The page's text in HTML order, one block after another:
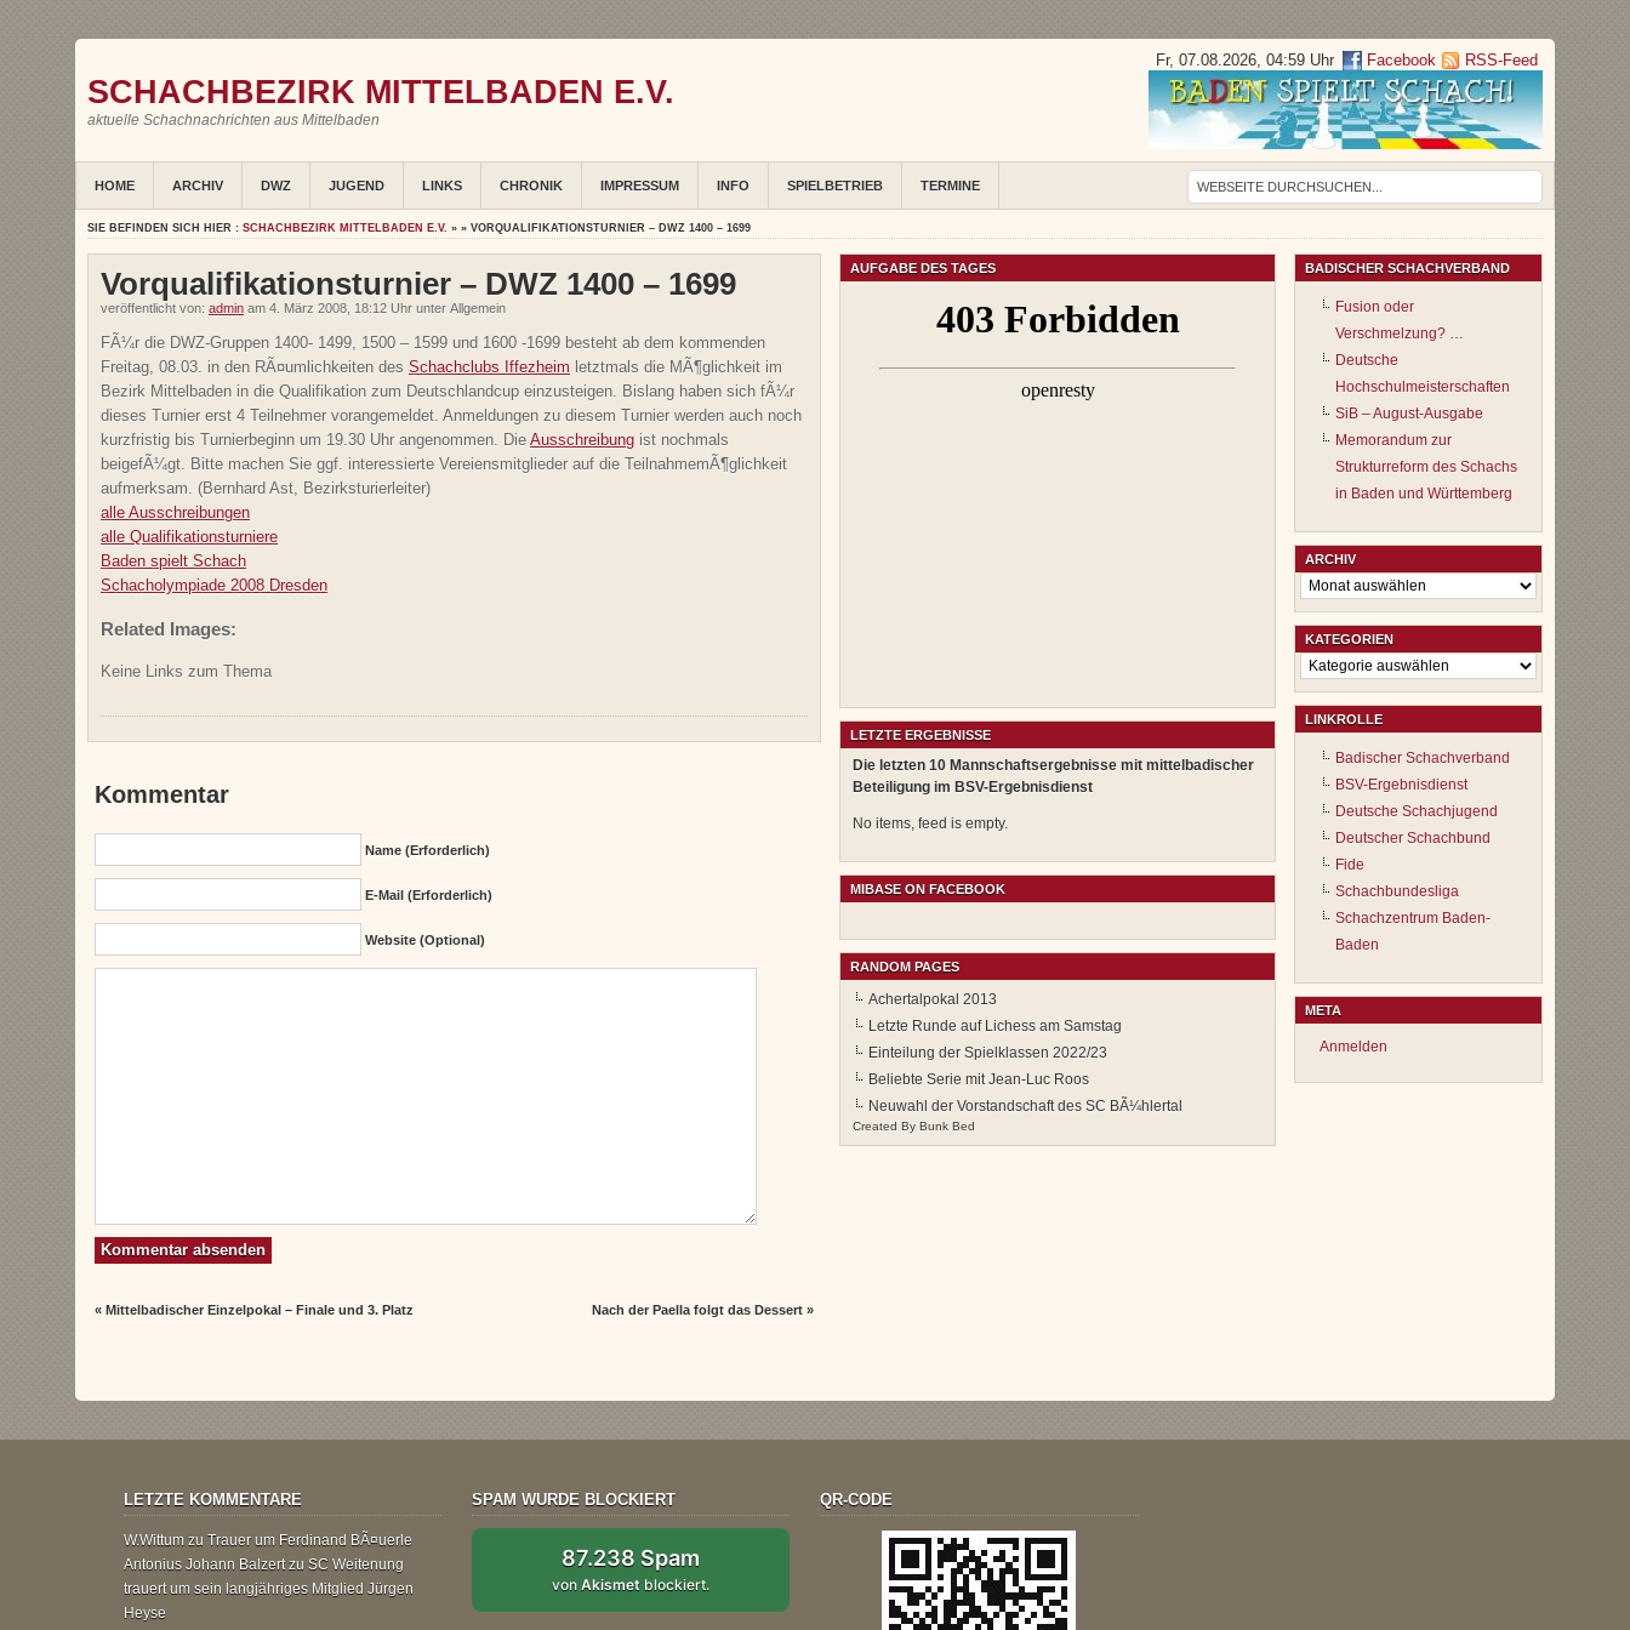
SCHACHBEZIRK MITTELBADEN E.V.
aktuelle Schachnachrichten aus Mittelbaden
Fr, 07.08.2026, 04:59 Uhr Facebook RSS-Feed
HOME ARCHIV DWZ JUGEND LINKS CHRONIK IMPRESSUM INFO SPIELBETRIEB TERMINE
SIE BEFINDEN SICH HIER : SCHACHBEZIRK MITTELBADEN E.V. » » VORQUALIFIKATIONSTURNIER – DWZ 1400 – 1699
Vorqualifikationsturnier – DWZ 1400 – 1699
veröffentlicht von: admin am 4. März 2008, 18:12 Uhr unter Allgemein
FÃ¼r die DWZ-Gruppen 1400- 1499, 1500 – 1599 und 1600 -1699 besteht ab dem kommenden
Freitag, 08.03. in den RÃ¤umlichkeiten des Schachclubs Iffezheim letztmals die MÃ¶glichkeit im
Bezirk Mittelbaden in die Qualifikation zum Deutschlandcup einzusteigen. Bislang haben sich fÃ¼r
dieses Turnier erst 4 Teilnehmer vorangemeldet. Anmeldungen zu diesem Turnier werden auch noch
kurzfristig bis Turnierbeginn um 19.30 Uhr angenommen. Die Ausschreibung ist nochmals
beigefÃ¼gt. Bitte machen Sie ggf. interessierte Vereiensmitglieder auf die TeilnahmemÃ¶glichkeit
aufmerksam. (Bernhard Ast, Bezirksturierleiter)
alle Ausschreibungen
alle Qualifikationsturniere
Baden spielt Schach
Schacholympiade 2008 Dresden
Related Images:
Keine Links zum Thema
Kommentar
Name (erforderlich)
E-Mail (erforderlich)
Website (Optional)
«Mittelbadischer Einzelpokal – Finale und 3. Platz Nach der Paella folgt das Dessert»
AUFGABE DES TAGES
LETZTE ERGEBNISSE
Die letzten 10 Mannschaftsergebnisse mit mittelbadischer
Beteiligung im BSV-Ergebnisdienst
No items, feed is empty.
MIBASE ON FACEBOOK
RANDOM PAGES
Achertalpokal 2013
Letzte Runde auf Lichess am Samstag
Einteilung der Spielklassen 2022/23
Beliebte Serie mit Jean-Luc Roos
Neuwahl der Vorstandschaft des SC BÃ¼hlertal
Created By Bunk Bed
BADISCHER SCHACHVERBAND
Fusion oder
Verschmelzung? …
Deutsche
Hochschulmeisterschaften
SiB – August-Ausgabe
Memorandum zur
Strukturreform des Schachs
in Baden und Württemberg
ARCHIV
Archiv
KATEGORIEN
Kategorien
LINKROLLE
Badischer Schachverband
BSV-Ergebnisdienst
Deutsche Schachjugend
Deutscher Schachbund
Fide
Schachbundesliga
Schachzentrum Baden-
Baden
META
Anmelden
LETZTE KOMMENTARE
W.Wittum zu Trauer um Ferdinand BÃ¤uerle
Antonius Johann Balzertzu SC Weitenung
trauert um sein langjähriges Mitglied Jürgen
Heyse
SPAM WURDE BLOCKIERT
87.238 Spam
vonAkismet blockiert.
QR-CODE